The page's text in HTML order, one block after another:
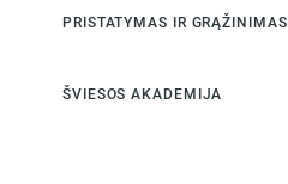
PRISTATYMAS IR GRĄŽINIMAS
ŠVIESOS AKADEMIJA